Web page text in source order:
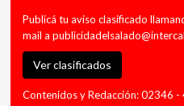
Publicá tu aviso clasificado
mail a
Ver clasificados
Contenidos y Redacción: 02346 -